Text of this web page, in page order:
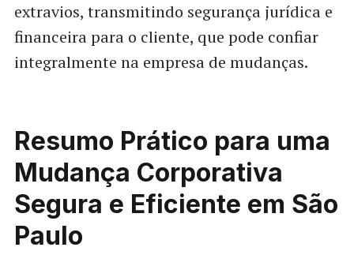
extravios, transmitindo segurança jurídica e
financeira para o cliente, que pode confiar
integralmente na empresa de mudanças.
Resumo Prático para uma
Mudança Corporativa
Segura e Eficiente em São
Paulo